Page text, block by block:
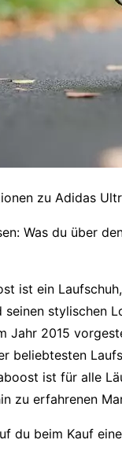
zu Adidas
Was du über
ist ein
seinen stylischen
Jahr 2015
beliebtesten
ist für alle
zu erfahrenen
du beim Kauf